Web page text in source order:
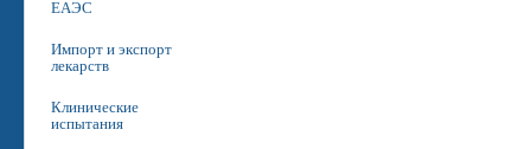
ЕАЭС
Импорт и экспорт
лекарств
Клинические
испытания